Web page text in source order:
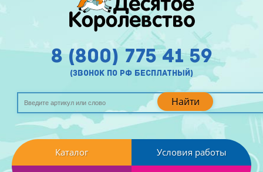
Найти
8 (800) 775 41 59
(звонок по рф бесплатный)
Каталог Условия работы